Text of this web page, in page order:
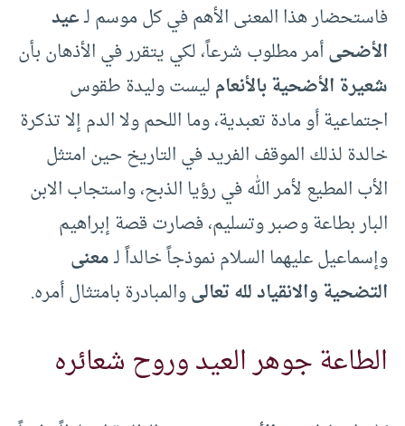
فاستحضار هذا المعنى الأهم في كل موسم لـعيد
الأضحىأمر مطلوب شرعاً، لكي يتقرر في الأذهان بأن
شعيرة الأضحية بالأنعامليست وليدة طقوس
اجتماعية أو مادة تعبدية، وما اللحم ولا الدم إلا تذكرة
خالدة لذلك الموقف الفريد في التاريخ حين امتثل
الأب المطيع لأمر الله في رؤيا الذبح، واستجاب الابن
البار بطاعة وصبر وتسليم، فصارت قصة إبراهيم
وإسماعيل عليهما السلام نموذجاً خالداً لـمعنى
التضحية والانقياد لله تعالىوالمبادرة بامتثال أمره.
الطاعة جوهر العيد وروح شعائره